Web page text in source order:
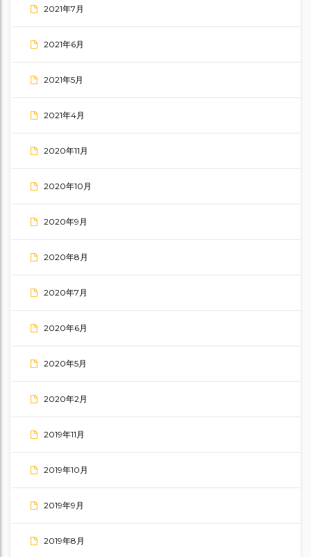
2021年7月
2021年6月
2021年5月
2021年4月
2020年11月
2020年10月
2020年9月
2020年8月
2020年7月
2020年6月
2020年5月
2020年2月
2019年11月
2019年10月
2019年9月
2019年8月